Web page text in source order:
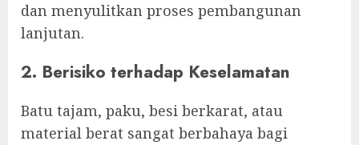
dan menyulitkan proses pembangunan
lanjutan.
2. Berisiko terhadap Keselamatan
Batu tajam, paku, besi berkarat, atau
material berat sangat berbahaya bagi